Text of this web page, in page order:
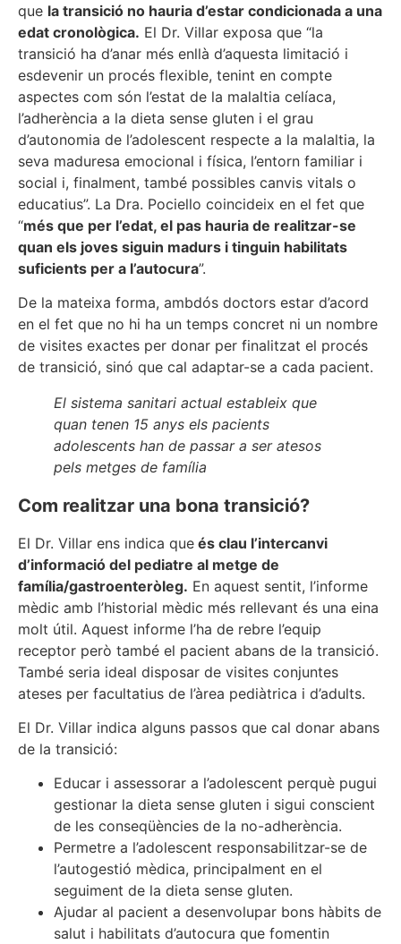
que la transició no hauria d’estar condicionada a una
edat cronològica. El Dr. Villar exposa que “la
transició ha d’anar més enllà d’aquesta limitació i
esdevenir un procés flexible, tenint en compte
aspectes com són l’estat de la malaltia celíaca,
l’adherència a la dieta sense gluten i el grau
d’autonomia de l’adolescent respecte a la malaltia, la
seva maduresa emocional i física, l’entorn familiar i
social i, finalment, també possibles canvis vitals o
educatius”. La Dra. Pociello coincideix en el fet que
“més que per l’edat, el pas hauria de realitzar-se
quan els joves siguin madurs i tinguin habilitats
suficients per a l’autocura”.
De la mateixa forma, ambdós doctors estar d’acord
en el fet que no hi ha un temps concret ni un nombre
de visites exactes per donar per finalitzat el procés
de transició, sinó que cal adaptar-se a cada pacient.
El sistema sanitari actual estableix que
quan tenen 15 anys els pacients
adolescents han de passar a ser atesos
pels metges de família
Com realitzar una bona transició?
El Dr. Villar ens indica que és clau l’intercanvi
d’informació del pediatre al metge de
família/gastroenteròleg. En aquest sentit, l’informe
mèdic amb l’historial mèdic més rellevant és una eina
molt útil. Aquest informe l’ha de rebre l’equip
receptor però també el pacient abans de la transició.
També seria ideal disposar de visites conjuntes
ateses per facultatius de l’àrea pediàtrica i d’adults.
El Dr. Villar indica alguns passos que cal donar abans
de la transició:
Educar i assessorar a l’adolescent perquè pugui
gestionar la dieta sense gluten i sigui conscient
de les conseqüències de la no-adherència.
Permetre a l’adolescent responsabilitzar-se de
l’autogestió mèdica, principalment en el
seguiment de la dieta sense gluten.
Ajudar al pacient a desenvolupar bons hàbits de
salut i habilitats d’autocura que fomentin